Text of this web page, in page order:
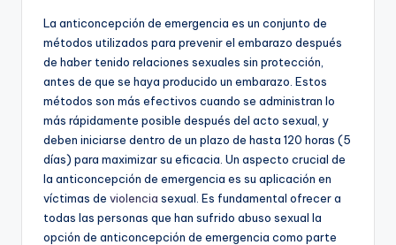
La anticoncepción de emergencia es un conjunto de
métodos utilizados para prevenir el embarazo después
de haber tenido relaciones sexuales sin protección,
antes de que se haya producido un embarazo. Estos
métodos son más efectivos cuando se administran lo
más rápidamente posible después del acto sexual, y
deben iniciarse dentro de un plazo de hasta 120 horas (5
días) para maximizar su eficacia. Un aspecto crucial de
la anticoncepción de emergencia es su aplicación en
víctimas de violencia sexual. Es fundamental ofrecer a
todas las personas que han sufrido abuso sexual la
opción de anticoncepción de emergencia como parte